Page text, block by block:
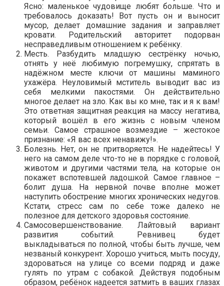
Ясно: маленькое чудовище любят больше. Что и
требовалось доказать! Вот пусть он и выносит
мусор, делает домашние задания и заправляет
кровати. Родительский авторитет подорван
несправедливым отношением к ребёнку.
Месть. Разбудить младшую сестрёнку ночью,
отнять у неё любимую погремушку, спрятать в
надёжном месте ключи от машины маминого
ухажёра. Неуловимый мститель выводит вас из
себя мелкими пакостями. Он действительно
многое делает на зло. Как вы ко мне, так и я к вам!
Это ответная защитная реакция на массу негатива,
который вошёл в его жизнь с новым членом
семьи. Самое страшное возмездие – жестокое
признание: «Я вас всех ненавижу!».
Болезнь. Нет, он не притворяется. Не надейтесь! У
него на самом деле что-то не в порядке с головой,
животом и другими частями тела, на которые он
покажет вспотевшей ладошкой. Самое главное –
болит душа. На нервной почве вполне может
наступить обострение многих хронических недугов.
Кстати, стресс сам по себе тоже далеко не
полезное для детского здоровья состояние.
Самосовершенствование. Лайтовый вариант
развития событий. Ревнивец будет
выкладываться по полной, чтобы быть лучше, чем
незваный конкурент. Хорошо учиться, мыть посуду,
здороваться на улице со всеми подряд и даже
гулять по утрам с собакой. Действуя подобным
образом, ребёнок надеется затмить в ваших глазах